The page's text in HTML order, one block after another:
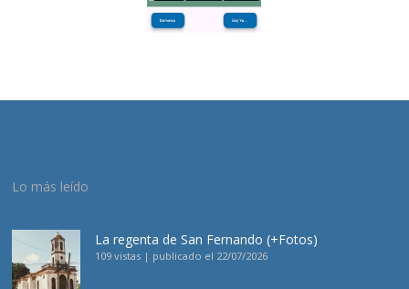
Lo más leído
La regenta de San Fernando (+Fotos)
109 vistas | publicado el 22/07/2026